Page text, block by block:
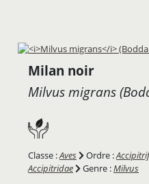
Milan noir
Milvus migrans
Classe :Aves Ordre :
Accipitridae
Genre :Milvus